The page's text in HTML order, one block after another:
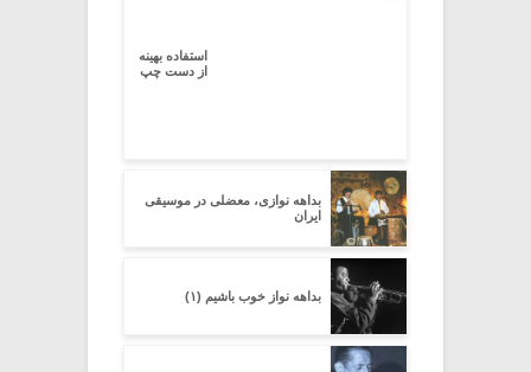
استفاده بهینه
از دست چپ
بداهه نوازی، معضلی در موسیقی
ایران
بداهه نواز خوب باشیم (۱)